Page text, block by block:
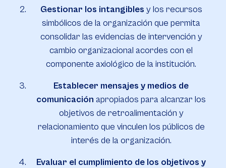
Gestionar los intangibles y los recursos
simbólicos de la organización que permita
consolidar las evidencias de intervención y
cambio organizacional acordes con el
componente axiológico de la institución.
Establecer mensajes y medios de
comunicación apropiados para alcanzar los
objetivos de retroalimentación y
relacionamiento que vinculen los públicos de
interés de la organización.
Evaluar el cumplimiento de los objetivos y